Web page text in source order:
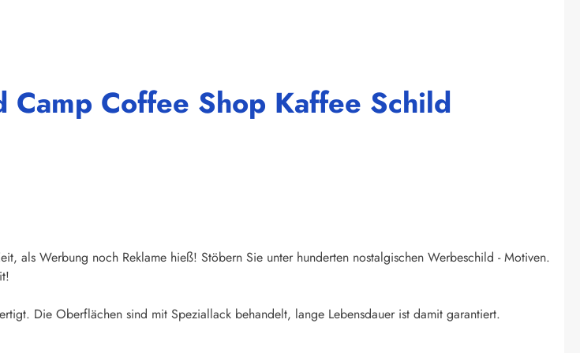
Coffee Shop Kaffee Schild
als Werbung noch Reklame hieß! Stöbern Sie unter hunderten nostalgischen Werbeschild - Motiven.
Die Oberflächen sind mit Speziallack behandelt, lange Lebensdauer ist damit garantiert.